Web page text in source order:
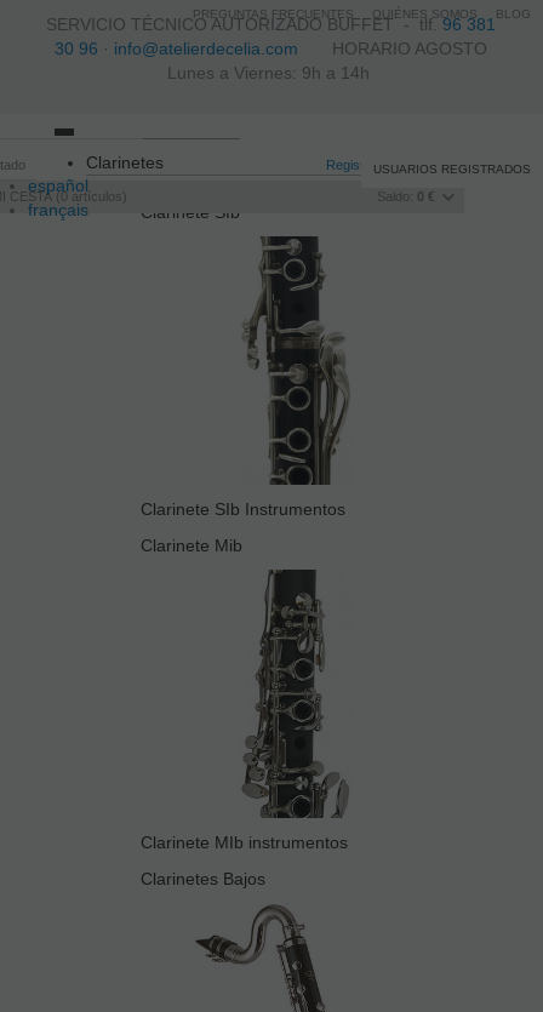
SERVICIO TÉCNICO AUTORIZADO BUFFET -tlf.96 381
30 96 · info@atelierdecelia.com HORARIO AGOSTO
Lunes a Viernes: 9h a 14h
español
français
Registro /Iniciar sesión
CESTA 0 artículos Saldo: 0 €
USUARIOS REGISTRADOS
navigation
Clarinetes
Clarinete SIb
Clarinete SIb Instrumentos
Clarinete Mib
Clarinete MIb instrumentos
Clarinetes Bajos
PREGUNTAS FRECUENTES QUIÉNES SOMOS BLOG